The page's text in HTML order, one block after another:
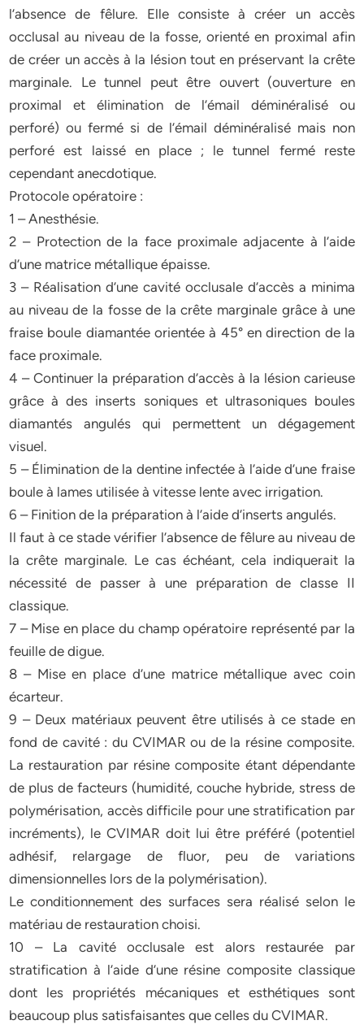
l’absence de fêlure. Elle consiste à créer un accès
occlusal au niveau de la fosse, orienté en proximal afin
de créer un accès à la lésion tout en préservant la crête
marginale. Le tunnel peut être ouvert (ouverture en
proximal et élimination de l’émail déminéralisé ou
perforé) ou fermé si de l’émail déminéralisé mais non
perforé est laissé en place ; le tunnel fermé reste
cependant anecdotique.
Protocole opératoire :
1 – Anesthésie.
2 – Protection de la face proximale adjacente à l’aide
d’une matrice métallique épaisse.
3 – Réalisation d’une cavité occlusale d’accès a minima
au niveau de la fosse de la crête marginale grâce à une
fraise boule diamantée orientée à 45° en direction de la
face proximale.
4 – Continuer la préparation d’accès à la lésion carieuse
grâce à des inserts soniques et ultrasoniques boules
diamantés angulés qui permettent un dégagement
visuel.
5 – Élimination de la dentine infectée à l’aide d’une fraise
boule à lames utilisée à vitesse lente avec irrigation.
6 – Finition de la préparation à l’aide d’inserts angulés.
Il faut à ce stade vérifier l’absence de fêlure au niveau de
la crête marginale. Le cas échéant, cela indiquerait la
nécessité de passer à une préparation de classe II
classique.
7 – Mise en place du champ opératoire représenté par la
feuille de digue.
8 – Mise en place d’une matrice métallique avec coin
écarteur.
9 – Deux matériaux peuvent être utilisés à ce stade en
fond de cavité : du CVIMAR ou de la résine composite.
La restauration par résine composite étant dépendante
de plus de facteurs (humidité, couche hybride, stress de
polymérisation, accès difficile pour une stratification par
incréments), le CVIMAR doit lui être préféré (potentiel
adhésif, relargage de fluor, peu de variations
dimensionnelles lors de la polymérisation).
Le conditionnement des surfaces sera réalisé selon le
matériau de restauration choisi.
10 – La cavité occlusale est alors restaurée par
stratification à l’aide d’une résine composite classique
dont les propriétés mécaniques et esthétiques sont
beaucoup plus satisfaisantes que celles du CVIMAR.